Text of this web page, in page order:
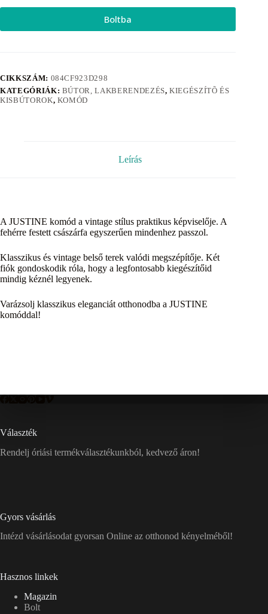
Boltba
CIKKSZÁM: 084CF923D298
KATEGÓRIÁK: BÚTOR, LAKBERENDEZÉS,KIEGÉSZÍTÕ ÉS
KISBÚTOROK, KOMÓD
Leírás
A JUSTINE komód a vintage stílus praktikus képviselője. A
fehérre festett császárfa egyszerűen mindenhez passzol.
Klasszikus és vintage belső terek valódi megszépítője. Két
fiók gondoskodik róla, hogy a legfontosabb kiegészítőid
mindig kéznél legyenek.
Varázsolj klasszikus eleganciát otthonodba a JUSTINE
komóddal!
Választék
Rendelj óriási termékválasztékunkból, kedvező áron!
Gyors vásárlás
Intézd vásárlásodat gyorsan Online az otthonod kényelméből!
Hasznos linkek
Magazin
Bolt